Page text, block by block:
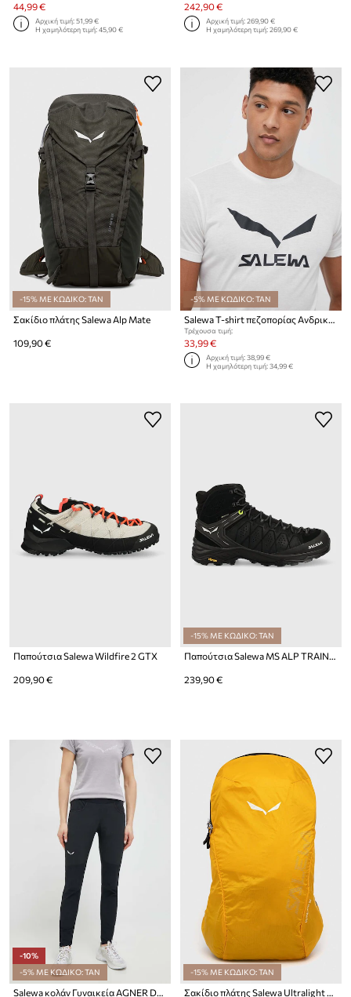
44,99 €
Αρχική τιμή:51,99 €
Η χαμηλότερη τιμή:45,90 €
242,90 €
Αρχική τιμή:269,90 €
Η χαμηλότερη τιμή:269,90 €
-15% ΜΕ ΚΩΔΙΚΟ: TAN
Σακίδιο πλάτης Salewa Alp Mate
109,90 €
-5% ΜΕ ΚΩΔΙΚΟ: TAN
Salewa T-shirt πεζοπορίας Ανδρικό Solidlogo Dry
Τρέχουσα τιμή:
33,99 €
Αρχική τιμή:38,99 €
Η χαμηλότερη τιμή:34,99 €
Παπούτσια Salewa Wildfire 2 GTX
209,90 €
-15% ΜΕ ΚΩΔΙΚΟ: TAN
Παπούτσια Salewa MS ALP TRAINER 2 MID GTX
239,90 €
-10%
-5% ΜΕ ΚΩΔΙΚΟ: TAN
Salewa κολάν Γυναικεία AGNER DST
-15% ΜΕ ΚΩΔΙΚΟ: TAN
Σακίδιο πλάτης Salewa Ultralight 22L